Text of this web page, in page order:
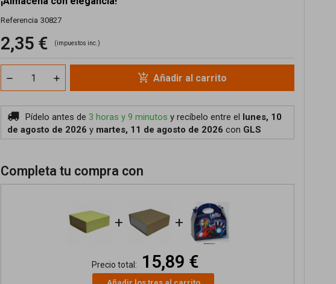
Referencia 30827
2,35 € (impuestos inc.)
add_shopping_cart Añadir al carrito
Pídelo antes de3 horas y 9 minutos y recíbeloentre el lunes, 10
de agosto de 2026 y martes, 11 de agosto de 2026 con GLS
Completa tu compra con
+ +
Precio total: 15,89 €
Añadir los tres al carrito